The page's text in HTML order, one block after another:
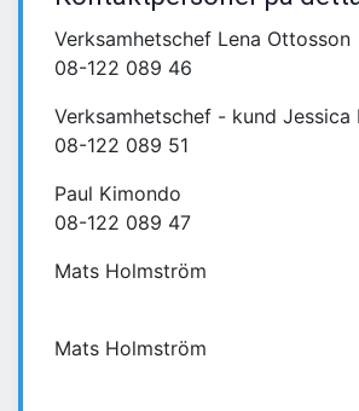
Verksamhetschef Lena Ottosson
08-122 089 46
Verksamhetschef - kund Jessica
08-122 089 51
Paul Kimondo
08-122 089 47
Mats Holmström
Mats Holmström